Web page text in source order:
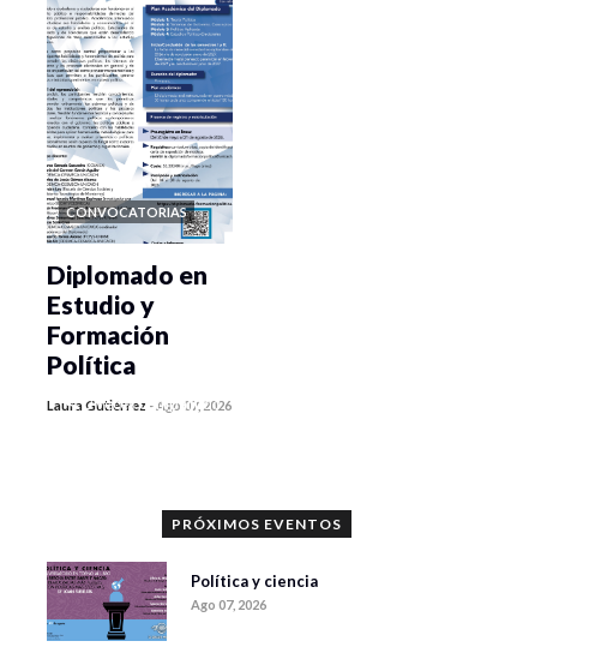
CONVOCATORIAS
0 veces compartido
Diplomado en
Estudio y
Formación
Política
Laura Gutiérrez -Ago 07, 2026
PRÓXIMOS EVENTOS
Política y ciencia
Ago 07, 2026